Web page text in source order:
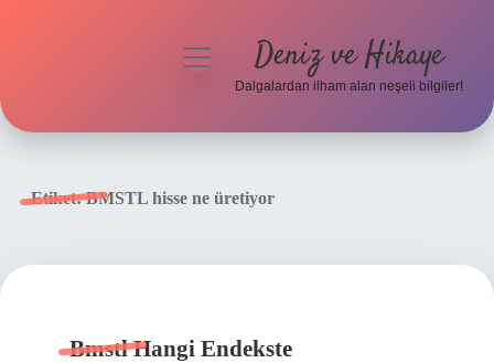
menüyü
Deniz ve Hikaye
Dalgalardan ilham alan neşeli bilgiler!
Etiket:BMSTL hisse ne üretiyor
Bmstl Hangi Endekste